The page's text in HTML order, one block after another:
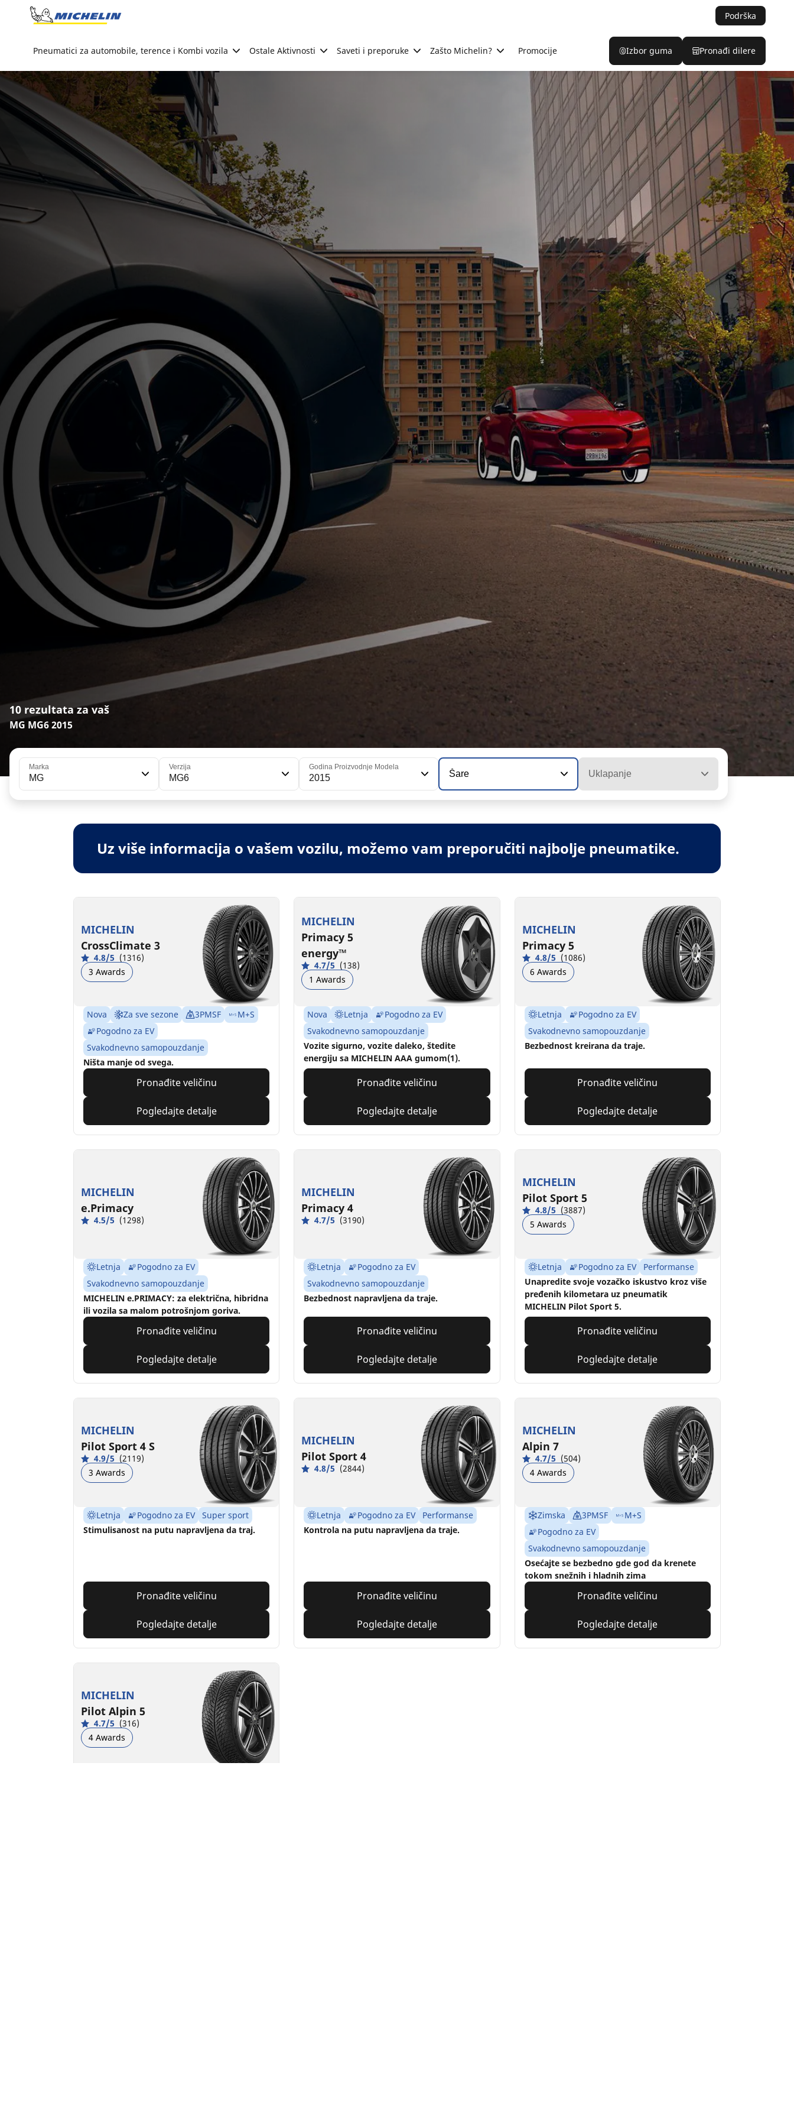
Go to page content
Podrška
Pneumatici za automobile, terence i Kombi vozila Ostale Aktivnosti Saveti i preporuke Zašto Michelin? Promocije Izbor guma Pronađi dilere
10 rezultata za vaš
MG MG6 2015
Marka
MG
Verzija
MG6
Godina Proizvodnje Modela
2015 Šare Uklapanje
Uz više informacija o vašem vozilu, možemo vam preporučiti najbolje pneumatike.
MICHELIN
CrossClimate 3
4.8/5 (1316)
3 Awards
Nova Za sve sezone 3PMSF
M+S
Pogodno za EV
Svakodnevno samopouzdanje
Ništa manje od svega.
Pronađite veličinu
Pogledajte detalje
MICHELIN
Primacy 5
energy™
4.7/5 (138)
1 Awards
Nova Letnja
Pogodno za EV
Svakodnevno samopouzdanje
Vozite sigurno, vozite daleko, štedite
energiju sa MICHELIN AAA gumom(1).
Pronađite veličinu
Pogledajte detalje
MICHELIN
Primacy 5
4.8/5 (1086)
6 Awards
Letnja
Pogodno za EV
Svakodnevno samopouzdanje
Bezbednost kreirana da traje.
Pronađite veličinu
Pogledajte detalje
MICHELIN
e.Primacy
4.5/5 (1298)
Letnja
Pogodno za EV
Svakodnevno samopouzdanje
MICHELIN e.PRIMACY: za električna, hibridna
ili vozila sa malom potrošnjom goriva.
Pronađite veličinu
Pogledajte detalje
MICHELIN
Primacy 4
4.7/5 (3190)
Letnja
Pogodno za EV
Svakodnevno samopouzdanje
Bezbednost napravljena da traje.
Pronađite veličinu
Pogledajte detalje
MICHELIN
Pilot Sport 5
4.8/5 (3887)
5 Awards
Letnja Pogodno za EV
Performanse
Unapredite svoje vozačko iskustvo kroz više
pređenih kilometara uz pneumatik
MICHELIN Pilot Sport 5.
Pronađite veličinu
Pogledajte detalje
MICHELIN
Pilot Sport 4 S
4.9/5 (2119)
3 Awards
Letnja Pogodno za EV
Super sport
Stimulisanost na putu napravljena da traj.
Pronađite veličinu
Pogledajte detalje
MICHELIN
Pilot Sport 4
4.8/5 (2844)
Letnja Pogodno za EV
Performanse
Kontrola na putu napravljena da traje.
Pronađite veličinu
Pogledajte detalje
MICHELIN
Alpin 7
4.7/5 (504)
4 Awards
Zimska 3PMSF
M+S
Pogodno za EV
Svakodnevno samopouzdanje
Osećajte se bezbedno gde god da krenete
tokom snežnih i hladnih zima
Pronađite veličinu
Pogledajte detalje
MICHELIN
Pilot Alpin 5
4.7/5 (316)
4 Awards